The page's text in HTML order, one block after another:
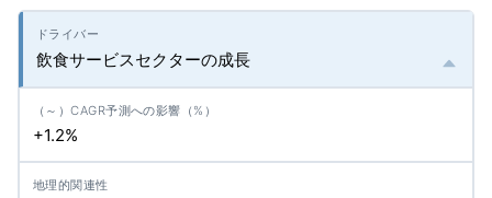
飲食サービスセクターの成長
+1.2%